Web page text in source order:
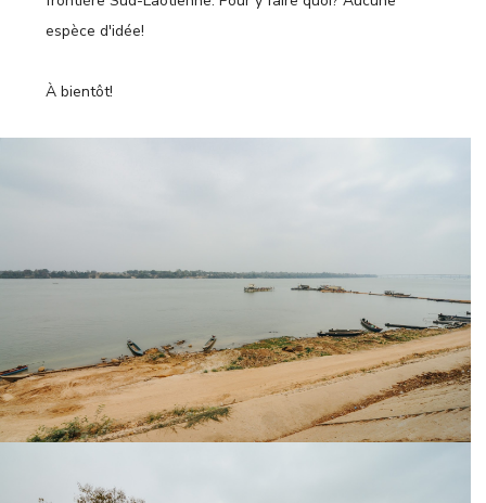
espèce d'idée!
À bientôt!